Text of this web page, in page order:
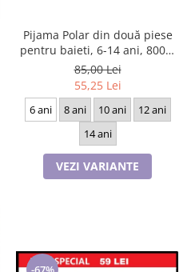
Pijama Polar din două piese
pentru baieti, 6-14 ani, 8003,
culoare bleomarin si visiniu
85,00 Lei
55,25 Lei
6 ani 8 ani 10 ani
12 ani
14 ani
VEZI VARIANTE